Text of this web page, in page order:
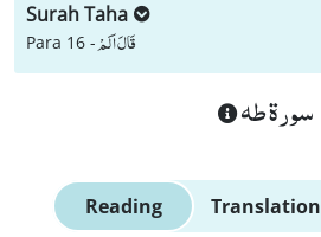
Surah Taha
Para 16 -قَالَ اَلَمْ
سورة طه
Reading Translation